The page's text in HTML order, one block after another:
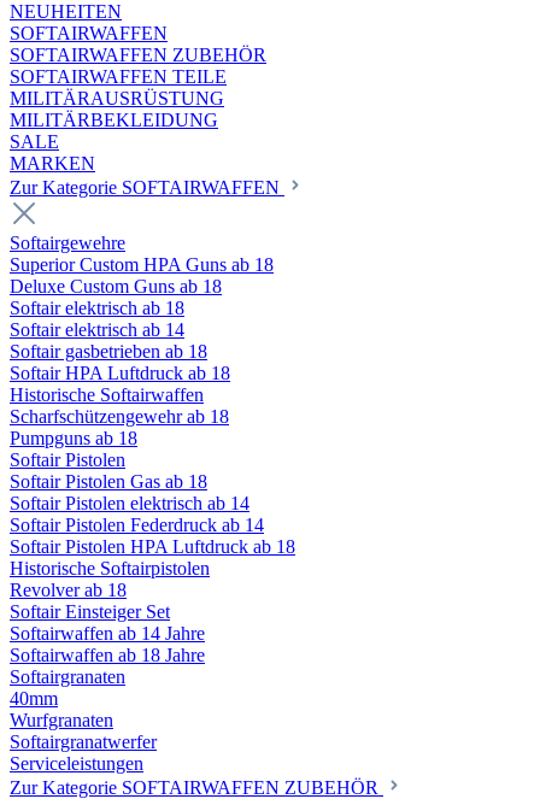
NEUHEITEN
SOFTAIRWAFFEN
SOFTAIRWAFFEN ZUBEHÖR
SOFTAIRWAFFEN TEILE
MILITÄRAUSRÜSTUNG
MILITÄRBEKLEIDUNG
SALE
MARKEN
Zur Kategorie SOFTAIRWAFFEN
Softairgewehre
Superior Custom HPA Guns ab 18
Deluxe Custom Guns ab 18
Softair elektrisch ab 18
Softair elektrisch ab 14
Softair gasbetrieben ab 18
Softair HPA Luftdruck ab 18
Historische Softairwaffen
Scharfschützengewehr ab 18
Pumpguns ab 18
Softair Pistolen
Softair Pistolen Gas ab 18
Softair Pistolen elektrisch ab 14
Softair Pistolen Federdruck ab 14
Softair Pistolen HPA Luftdruck ab 18
Historische Softairpistolen
Revolver ab 18
Softair Einsteiger Set
Softairwaffen ab 14 Jahre
Softairwaffen ab 18 Jahre
Softairgranaten
40mm
Wurfgranaten
Softairgranatwerfer
Serviceleistungen
Zur Kategorie SOFTAIRWAFFEN ZUBEHÖR